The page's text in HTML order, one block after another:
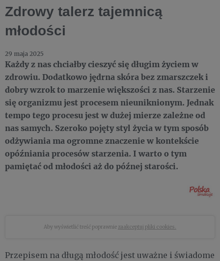
Zdrowy talerz tajemnicą
młodości
29 maja 2025
Każdy z nas chciałby cieszyć się długim życiem w
zdrowiu. Dodatkowo jędrna skóra bez zmarszczek i
dobry wzrok to marzenie większości z nas. Starzenie
się organizmu jest procesem nieuniknionym. Jednak
tempo tego procesu jest w dużej mierze zależne od
nas samych. Szeroko pojęty styl życia w tym sposób
odżywiania ma ogromne znaczenie w kontekście
opóźniania procesów starzenia. I warto o tym
pamiętać od młodości aż do późnej starości.
Aby wyświetlić treść poprawnie zaakceptuj pliki cookies.
Przepisem na długą młodość jest uważne i świadome